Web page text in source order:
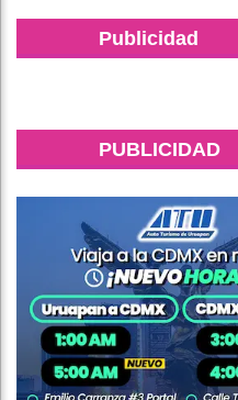
Publicidad
PUBLICIDAD